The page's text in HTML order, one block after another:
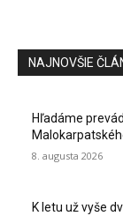
NAJNOVŠIE
Hľadáme
8. augusta 2026
K letu už vyše